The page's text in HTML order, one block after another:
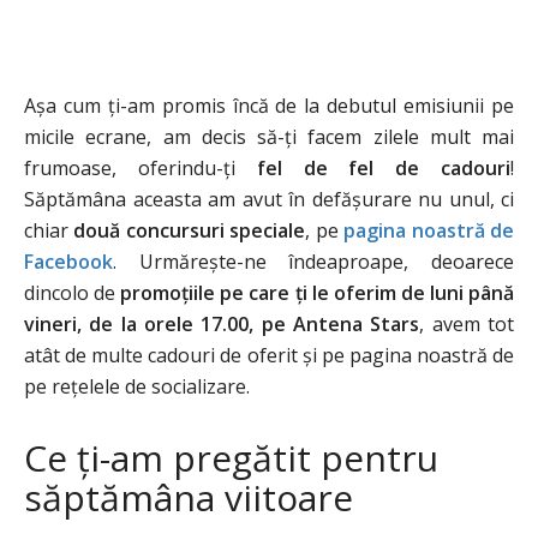
Așa cum ți-am promis încă de la debutul emisiunii pe
micile ecrane, am decis să-ți facem zilele mult mai
frumoase, oferindu-ți fel de fel de cadouri!
Săptămâna aceasta am avut în defășurare nu unul, ci
chiar două concursuri speciale, pe pagina noastră de
Facebook. Urmărește-ne îndeaproape, deoarece
dincolo de promoțiile pe care ți le oferim de luni până
vineri, de la orele 17.00, pe Antena Stars, avem tot
atât de multe cadouri de oferit și pe pagina noastră de
pe rețelele de socializare.
Ce ți-am pregătit pentru
săptămâna viitoare